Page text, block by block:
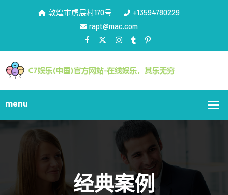
敦煌市虏展村170号
+13594780229
rapt@mac.com
经典案例